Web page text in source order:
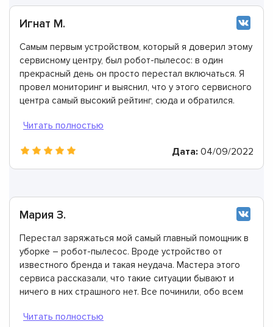
Игнат М.
Самым первым устройством, который я доверил этому
сервисному центру, был робот-пылесос: в один
прекрасный день он просто перестал включаться. Я
провел мониторинг и выяснил, что у этого сервисного
центра самый высокий рейтинг, сюда и обратился.
Дата: 04/09/2022
Мария З.
Перестал заряжаться мой самый главный помощник в
уборке – робот-пылесос. Вроде устройство от
известного бренда и такая неудача. Мастера этого
сервиса рассказали, что такие ситуации бывают и
ничего в них страшного нет. Все починили, обо всем